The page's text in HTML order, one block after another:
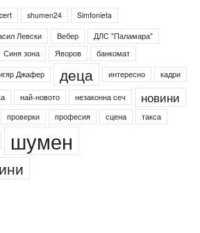
shumen24
Simfonieta
Левски Вебер
ДЛС "Паламара"
Синя зона Яворов
банкомат
Джафер деца интересно кадри
най-новото незаконна сеч новини
проверки професия сцена такса
шумен